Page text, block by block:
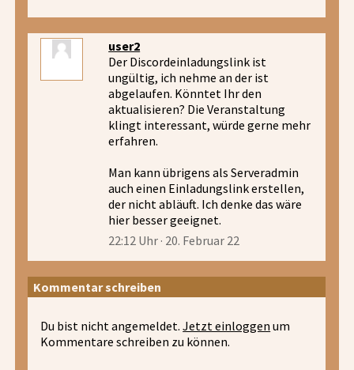
user2
Der Discordeinladungslink ist
ungültig, ich nehme an der ist
abgelaufen. Könntet Ihr den
aktualisieren? Die Veranstaltung
klingt interessant, würde gerne mehr
erfahren.
Man kann übrigens als Serveradmin
auch einen Einladungslink erstellen,
der nicht abläuft. Ich denke das wäre
hier besser geeignet.
22:12 Uhr · 20. Februar 22
Kommentar schreiben
Du bist nicht angemeldet.Jetzt einloggen um
Kommentare schreiben zu können.